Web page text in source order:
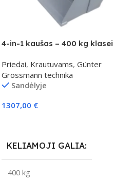
4-in-1 kaušas – 400 kg klasei
Priedai, Krautuvams, Günter
Grossmann technika
Sandėlyje
1307,00 €
KELIAMOJI GALIA
400 kg